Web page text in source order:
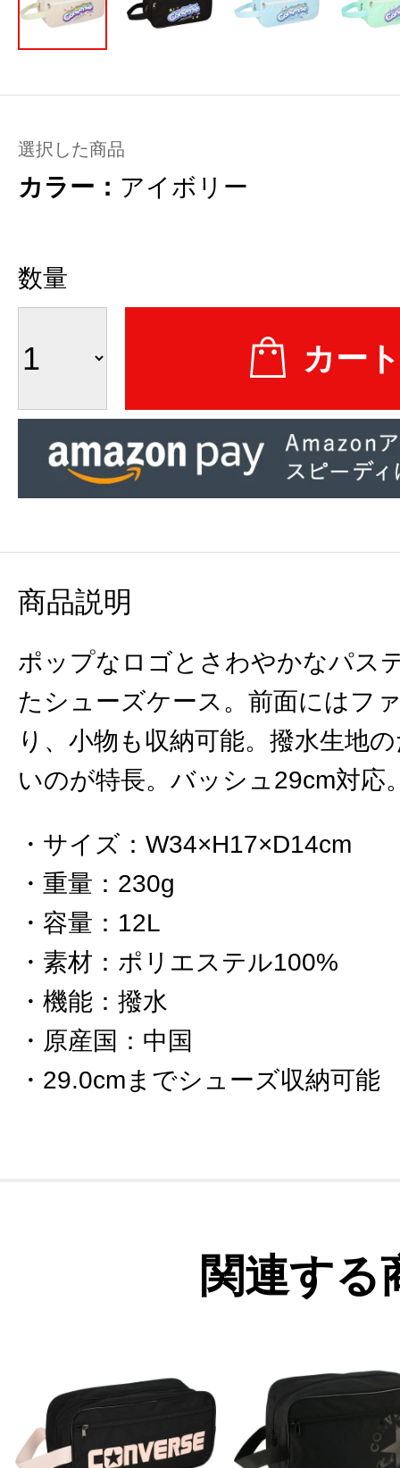
選択した商品
カラー： アイボリー
数量
商品説明
ポップなロゴとさわやかなパス
たシューズケース。前面にはフ
り、小物も収納可能。撥水生地
いのが特長。バッシュ29cm対応
サイズ ： W34×H17×D14cm
重量 ： 230g
容量 ： 12L
素材 ： ポリエステル100%
機能 ： 撥水
原産国 ： 中国
29.0cmまでシューズ収納可能
関連する